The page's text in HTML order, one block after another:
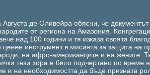
Августа де Оливейра обясни, че
от региона на Амазония.
над 100 години и тя изказа своята
ценен инструмент в мисията за защита на
на афро-американците и на жените.
тези хора е било подчертано по време
и на необходимостта да бъде призната